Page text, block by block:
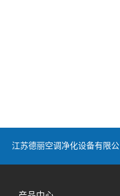
江苏德丽空调净化设备有限公